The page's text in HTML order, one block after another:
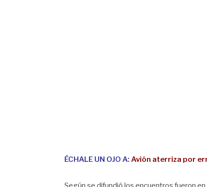
ÉCHALE UN OJO A: Avión aterriza por